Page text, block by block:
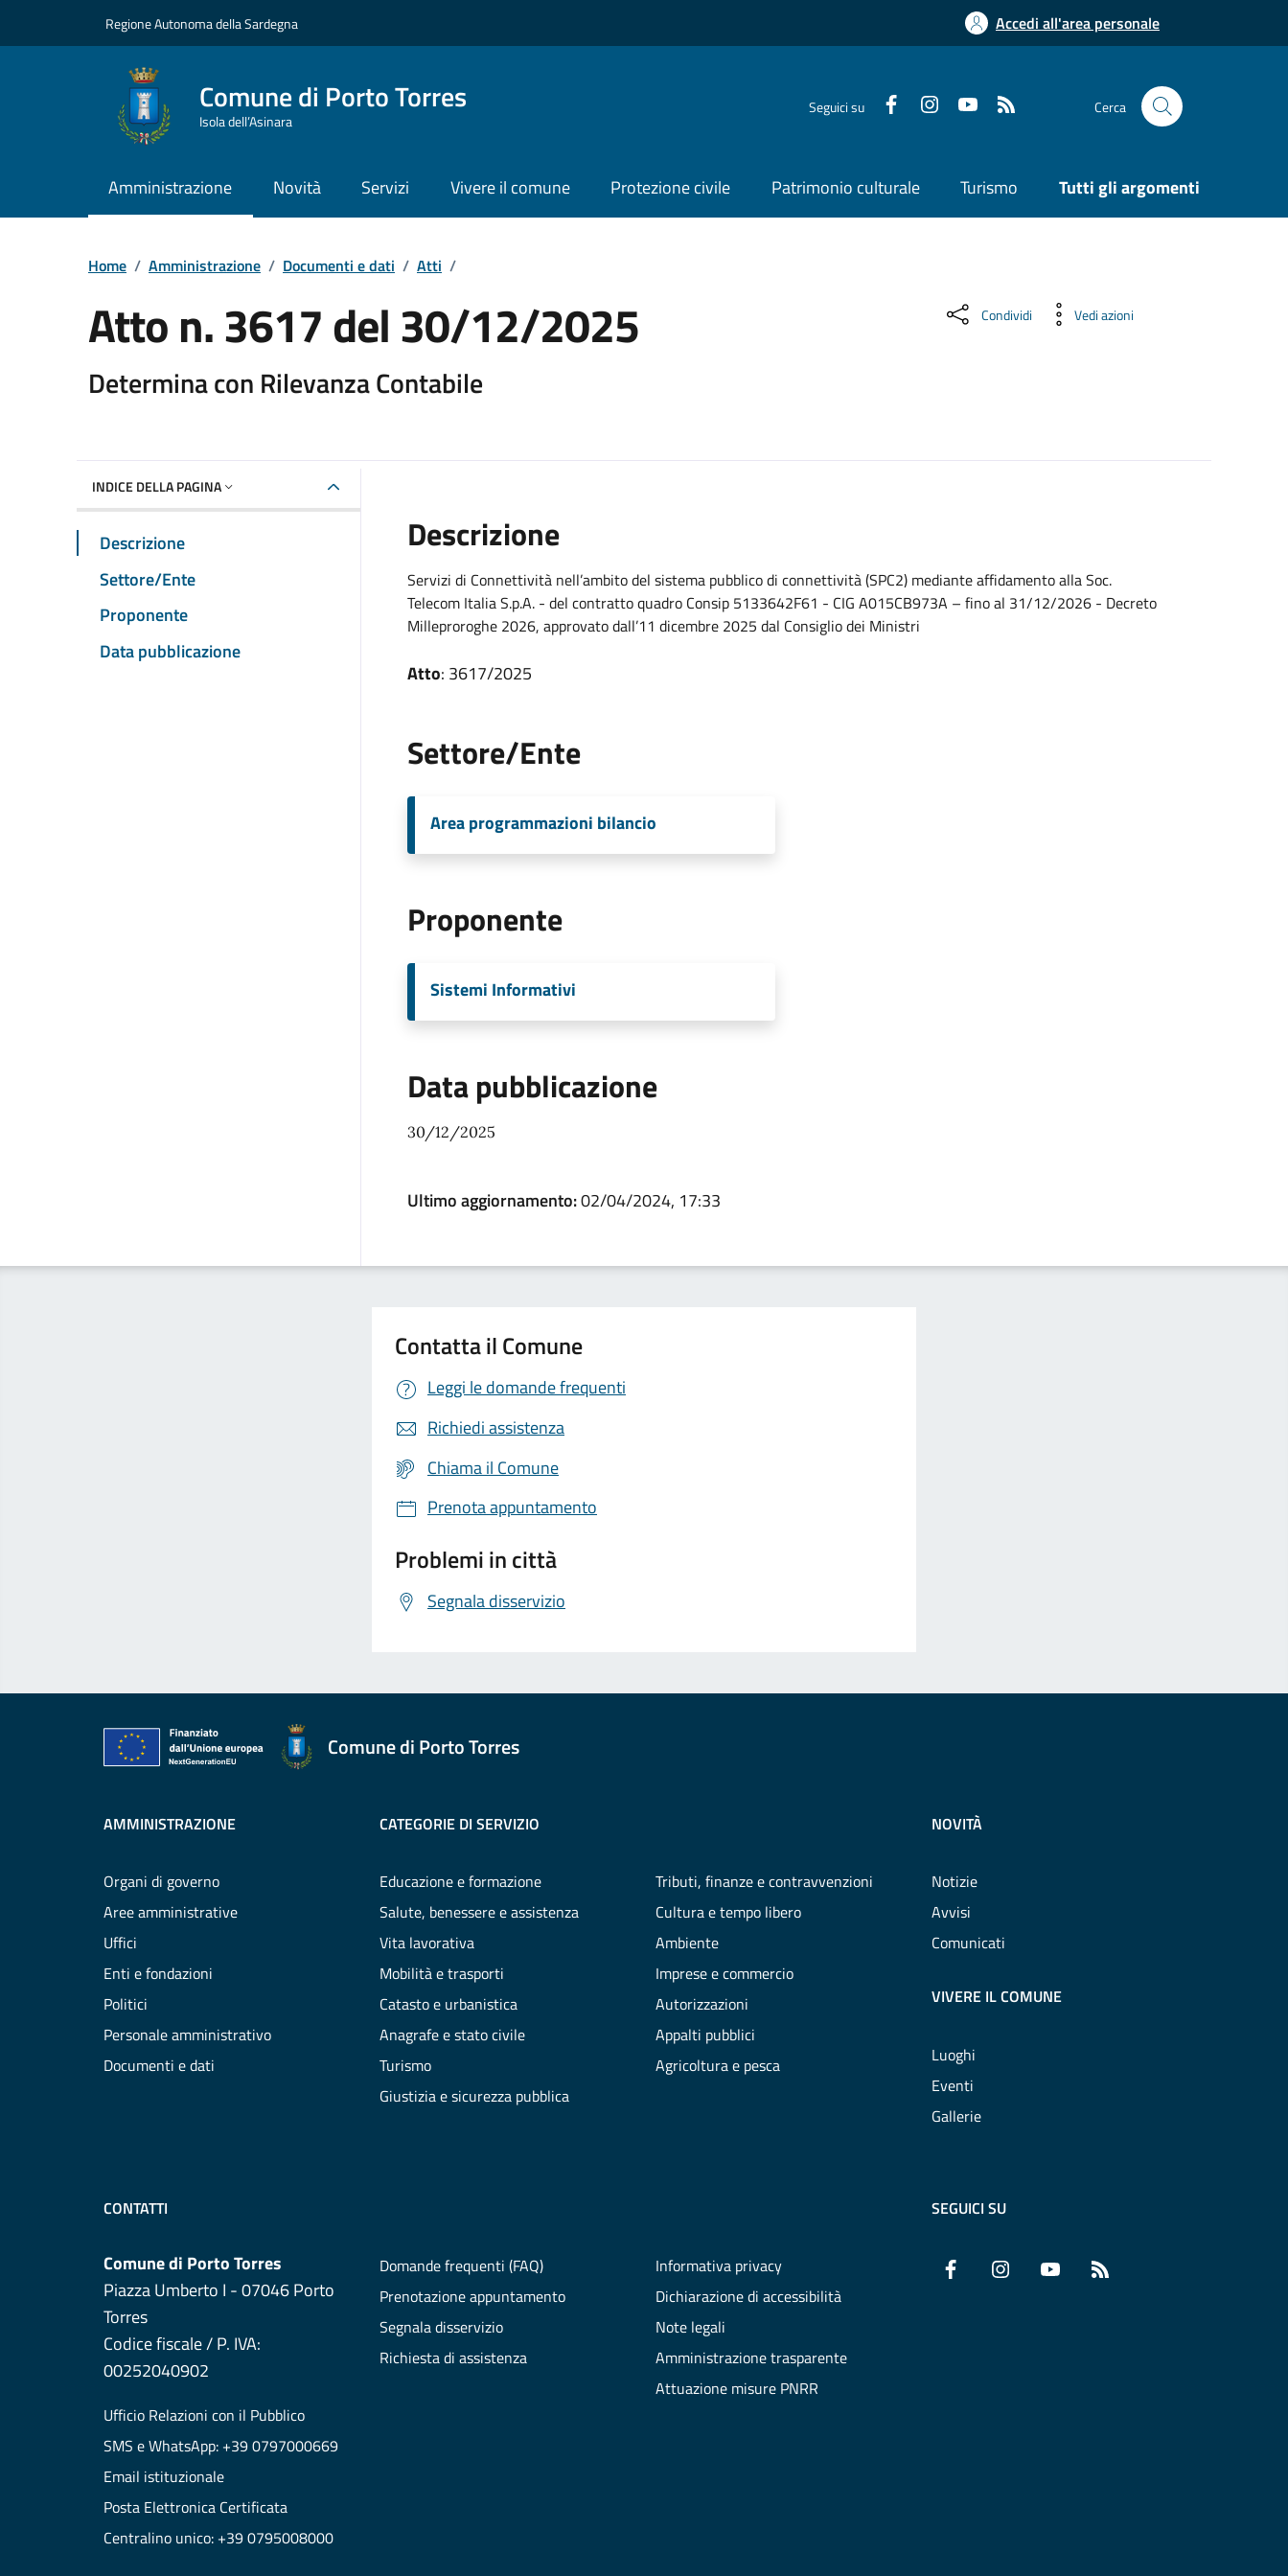
Regione Autonoma della Sardegna Accedi all'area personale
Comune di Porto Torres
Isola dell’Asinara
Seguici su Cerca
Amministrazione Novità Servizi Vivere il comune Protezione civile Patrimonio culturale Turismo Tutti gli argomenti
Home / Amministrazione / Documenti e dati / Atti /
Atto n. 3617 del 30/12/2025
Determina con Rilevanza Contabile
Condividi Vedi azioni
INDICE DELLA PAGINA
Descrizione
Settore/Ente
Proponente
Data pubblicazione
Descrizione
Servizi di Connettività nell’ambito del sistema pubblico di connettività (SPC2) mediante affidamento alla Soc.
Telecom Italia S.p.A. - del contratto quadro Consip 5133642F61 - CIG A015CB973A – fino al 31/12/2026 - Decreto
Milleproroghe 2026, approvato dall’11 dicembre 2025 dal Consiglio dei Ministri
Atto: 3617/2025
Settore/Ente
Area programmazioni bilancio
Proponente
Sistemi Informativi
Data pubblicazione
30/12/2025
Ultimo aggiornamento:02/04/2024, 17:33
Contatta il Comune
Leggi le domande frequenti
Richiedi assistenza
Chiama il Comune
Prenota appuntamento
Problemi in città
Segnala disservizio
Comune di Porto Torres
AMMINISTRAZIONE
Organi di governo
Aree amministrative
Uffici
Enti e fondazioni
Politici
Personale amministrativo
Documenti e dati
CATEGORIE DI SERVIZIO
Educazione e formazione
Salute, benessere e assistenza
Vita lavorativa
Mobilità e trasporti
Catasto e urbanistica
Anagrafe e stato civile
Turismo
Giustizia e sicurezza pubblica
Tributi, finanze e contravvenzioni
Cultura e tempo libero
Ambiente
Imprese e commercio
Autorizzazioni
Appalti pubblici
Agricoltura e pesca
NOVITÀ
Notizie
Avvisi
Comunicati
VIVERE IL COMUNE
Luoghi
Eventi
Gallerie
CONTATTI
Comune di Porto Torres
Piazza Umberto I - 07046 Porto
Torres
Codice fiscale / P. IVA:
00252040902
Ufficio Relazioni con il Pubblico
SMS e WhatsApp: +39 0797000669
Email istituzionale
Posta Elettronica Certificata
Centralino unico: +39 0795008000
Domande frequenti (FAQ)
Prenotazione appuntamento
Segnala disservizio
Richiesta di assistenza
Informativa privacy
Dichiarazione di accessibilità
Note legali
Amministrazione trasparente
Attuazione misure PNRR
SEGUICI SU
Facebook InstagramYouTube